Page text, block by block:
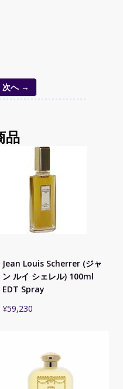
次へ →
品
Jean Louis Scherrer (ジャ
ン ルイ シェレル) 100ml
EDT Spray
¥59,230